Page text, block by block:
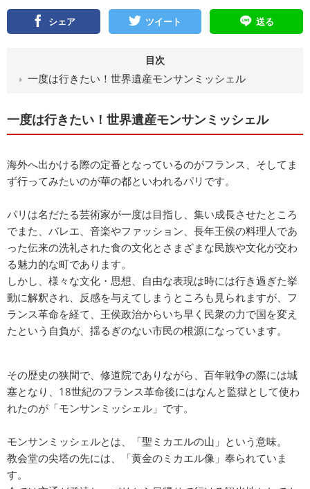
シェア ツイート 送る
目次
一度は行きたい！世界遺産モンサンミッシェル
一度は行きたい！世界遺産モンサンミッシェル
海外へ出かける際の定番となっているのがフランス、そしてま
ず行ってみたいのが華の都といわれるパリです。
パリは名だたる芸術家が一度は目指し、集い成長させたところ
でまた、バレエ、音楽やファッション、長年王侯の料理人であ
った伝来の洗礼された食の文化とさまざまな民族や文化が交わ
る魅力的な町であります。
しかし、様々な文化・思想、自由な表現は時には行き過ぎた挙
動に解釈され、反感を与えてしまうところも見られますが、フ
ランス革命を経て、王侯政治からいち早く民衆の力で国を変え
たという自負が、揺るぎのない市民の根源になっています。
その歴史の狭間で、修道院でありながら、百年戦争の際には城
塞となり、18世紀のフランス革命後にはなんと監獄として使わ
れたのが「モンサンミッシェル」です。
モンサンミッシェルとは、「聖ミカエルの山」という意味。
教会堂の尖塔の先には、「黄金のミカエル像」奉られていま
す。